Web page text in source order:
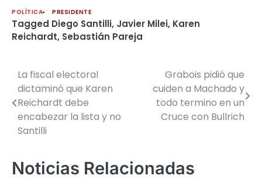
POLÍTICA
PRESIDENTE
Tagged Diego Santilli, Javier Milei, Karen
Reichardt, Sebastián Pareja
Navegación
de
entradas
La fiscal electoral
dictaminó que Karen
Reichardt debe
encabezar la lista y no
Santilli
Grabois pidió que
cuiden a Machado y
todo termino en un
Cruce con Bullrich
Noticias Relacionadas